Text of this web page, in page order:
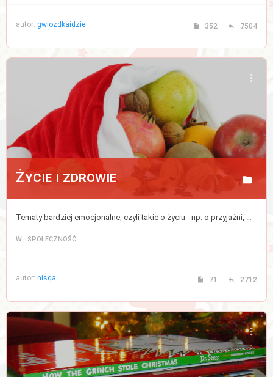
autor: gwiozdkaidzie 352 7504
Życie i zdrowie
Tematy bardziej emocjonalne, czyli takie o życiu - np. o przyjaźni, miłości, rodzinie, dzieciach, a także bezpośrednio lub pośrednio związane ze zdrowiem, medycyną, modą lub urodą (kosmetykami).
W: SPOŁECZNOŚĆ
autor: nisqa 71 2712